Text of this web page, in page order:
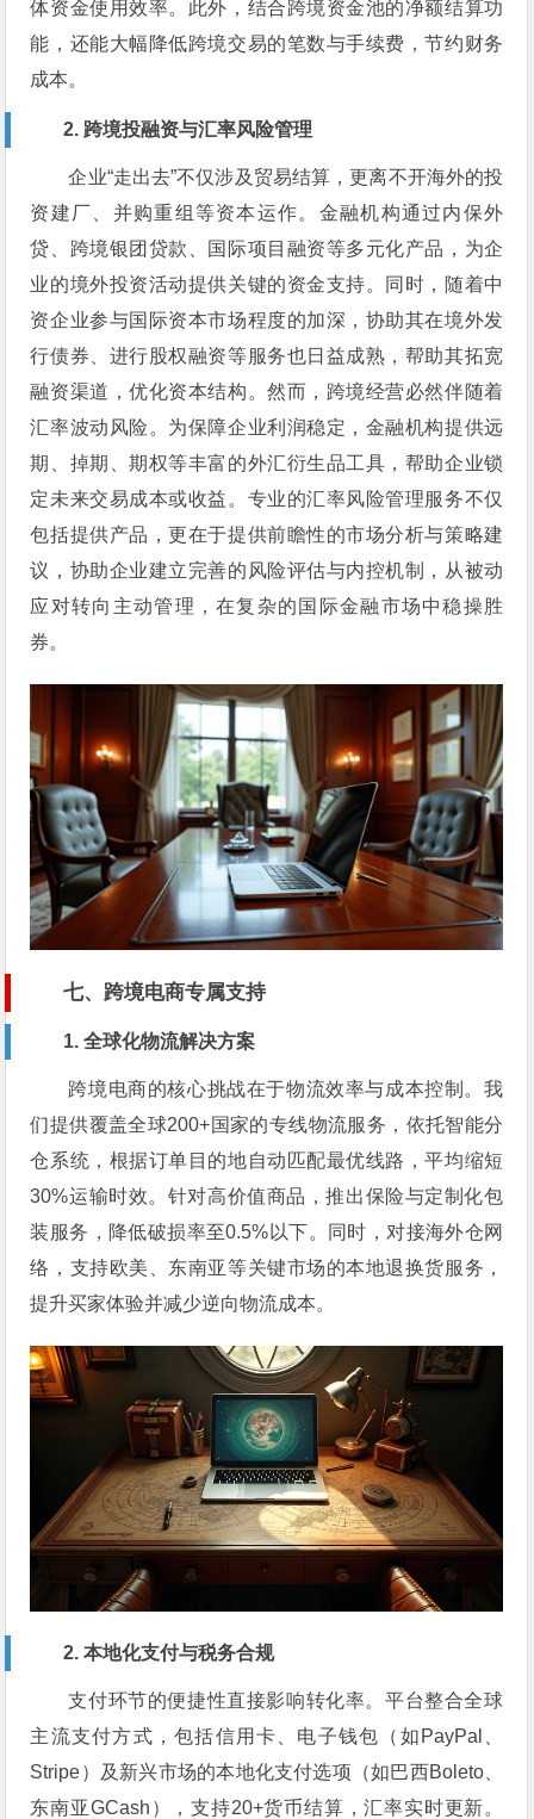
体资金使用效率。此外，结合跨境资金池的净额结算功
能，还能大幅降低跨境交易的笔数与手续费，节约财务
成本。
2. 跨境投融资与汇率风险管理
企业“走出去”不仅涉及贸易结算，更离不开海外的投
资建厂、并购重组等资本运作。金融机构通过内保外
贷、跨境银团贷款、国际项目融资等多元化产品，为企
业的境外投资活动提供关键的资金支持。同时，随着中
资企业参与国际资本市场程度的加深，协助其在境外发
行债券、进行股权融资等服务也日益成熟，帮助其拓宽
融资渠道，优化资本结构。然而，跨境经营必然伴随着
汇率波动风险。为保障企业利润稳定，金融机构提供远
期、掉期、期权等丰富的外汇衍生品工具，帮助企业锁
定未来交易成本或收益。专业的汇率风险管理服务不仅
包括提供产品，更在于提供前瞻性的市场分析与策略建
议，协助企业建立完善的风险评估与内控机制，从被动
应对转向主动管理，在复杂的国际金融市场中稳操胜
券。
七、跨境电商专属支持
1. 全球化物流解决方案
跨境电商的核心挑战在于物流效率与成本控制。我
们提供覆盖全球200+国家的专线物流服务，依托智能分
仓系统，根据订单目的地自动匹配最优线路，平均缩短
30%运输时效。针对高价值商品，推出保险与定制化包
装服务，降低破损率至0.5%以下。同时，对接海外仓网
络，支持欧美、东南亚等关键市场的本地退换货服务，
提升买家体验并减少逆向物流成本。
2. 本地化支付与税务合规
支付环节的便捷性直接影响转化率。平台整合全球
主流支付方式，包括信用卡、电子钱包（如PayPal、
Stripe）及新兴市场的本地化支付选项（如巴西Boleto、
东南亚GCash），支持20+货币结算，汇率实时更新。